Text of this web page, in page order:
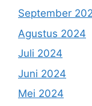
September
Agustus 2024
Juli 2024
Juni 2024
Mei 2024